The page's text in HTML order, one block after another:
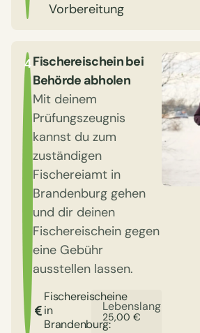
Vorbereitung
4Fischereischein bei
Behörde abholen
Mit deinem
Prüfungszeugnis
kannst du zum
zuständigen
Fischereiamt in
Brandenburg gehen
und dir deinen
Fischereischein gegen
eine Gebühr
ausstellen lassen.
Fischereischeine
in
Brandenburg:
Lebenslang
25,00 €